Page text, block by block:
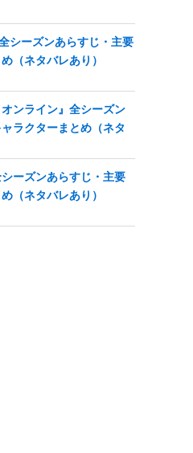
シーズンあらすじ・主要
（ネタバレあり）
オンライン』全シーズン
ラクターまとめ（ネタ
シーズンあらすじ・主要
（ネタバレあり）